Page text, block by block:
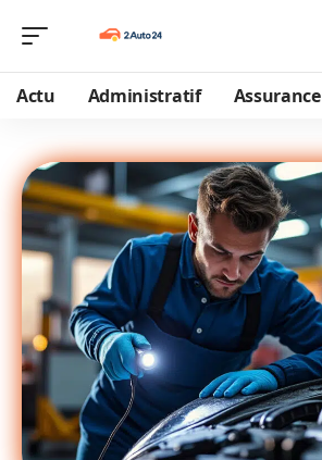
Actu Administratif Assurance